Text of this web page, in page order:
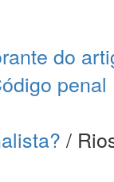
do
penal
/